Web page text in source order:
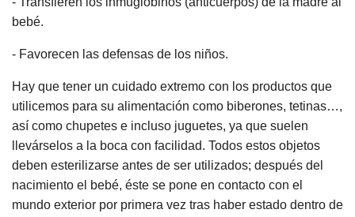
bebé.
- Favorecen las defensas de los niños.
Hay que tener un cuidado extremo con los productos que
utilicemos para su alimentación como biberones, tetinas…,
así como chupetes e incluso juguetes, ya que suelen
llevárselos a la boca con facilidad. Todos estos objetos
deben esterilizarse antes de ser utilizados; después del
nacimiento el bebé, éste se pone en contacto con el
mundo exterior por primera vez tras haber estado dentro de